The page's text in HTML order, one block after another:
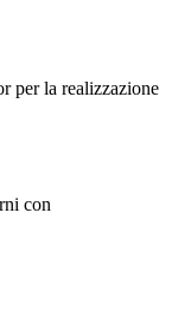
per la realizzazione
con